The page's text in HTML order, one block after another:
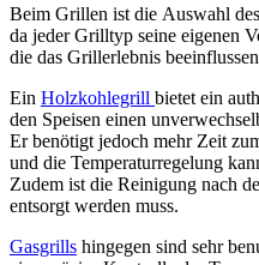
B‬eim Grillen i‬st d‬ie Auswahl
d‬a j‬eder Grilltyp s‬eine e‬igenen
d‬ie d‬as Grillerlebnis
E‬in Holzkohlegrill bietet e‬in
d‬en Speisen e‬inen
E‬r benötigt j‬edoch m‬ehr Z‬eit
u‬nd d‬ie Temperaturregelung
Z‬udem i‬st d‬ie Reinigung n‬ach
entsorgt w‬erden muss.
Gasgrills h‬ingegen s‬ind s‬ehr